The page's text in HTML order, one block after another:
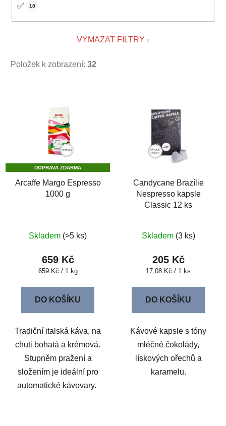
✅ 18
VYMAZAT FILTRY
Položek k zobrazení: 32
p
r DOPRAVA ZDARMA
Arcaffe Margo Espresso
1000 g
Skladem (>5 ks)
659 Kč
Měrná
659 Kč / 1 kg
DO KOŠÍKU
Tradiční italská káva, na
chuti bohatá a krémová.
Stupněm pražení a
složením je ideální pro
automatické kávovary.
Candycane Brazílie
Nespresso kapsle
Classic 12 ks
Skladem (3 ks)
205 Kč
Měrná
17,08 Kč / 1 ks
DO KOŠÍKU
Kávové kapsle s tóny
mléčné čokolády,
lískových ořechů a
karamelu.